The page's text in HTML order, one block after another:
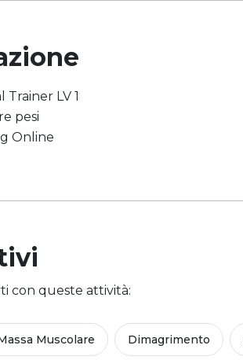
Trainer LV 1
pesi
Online
con queste attività:
Muscolare Dimagrimento